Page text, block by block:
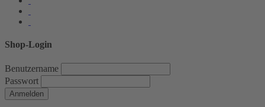
Shop-Login
Benutzername
Passwort
Anmelden